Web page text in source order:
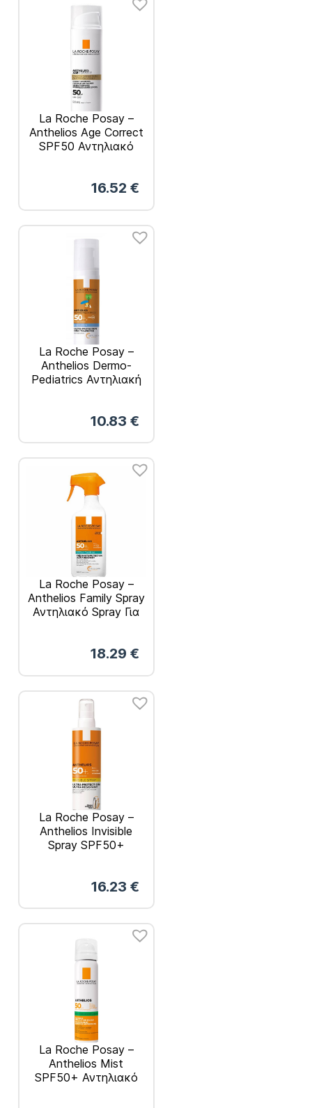
La Roche Posay –
Anthelios Age Correct
SPF50 Αντηλιακό
16.52 €
La Roche Posay –
Anthelios Dermo-
Pediatrics Αντηλιακή
10.83 €
La Roche Posay –
Anthelios Family Spray
Αντηλιακό Spray Για
18.29 €
La Roche Posay –
Anthelios Invisible
Spray SPF50+
16.23 €
La Roche Posay –
Anthelios Mist
SPF50+ Αντηλιακό